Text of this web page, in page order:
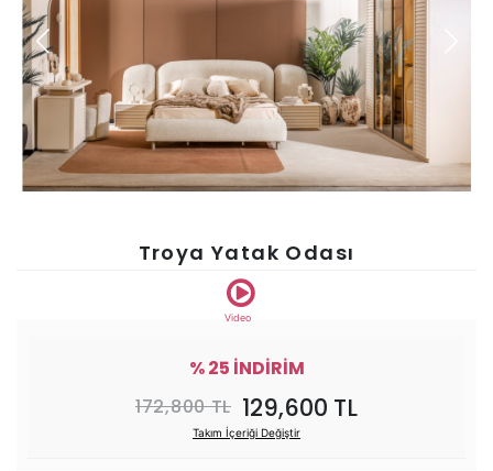
Yemek
Odası
Ünitesi
Troya Yatak Odası
Video
% 25 İNDİRİM
172,800 TL 129,600 TL
Takım İçeriği Değiştir